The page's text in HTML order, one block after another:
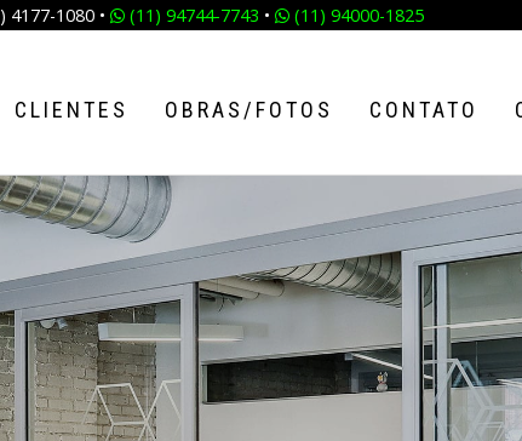
4177-1080 • (11) 94744-7743 • (11) 94000-1825
CLIENTES OBRAS/FOTOS CONTATO